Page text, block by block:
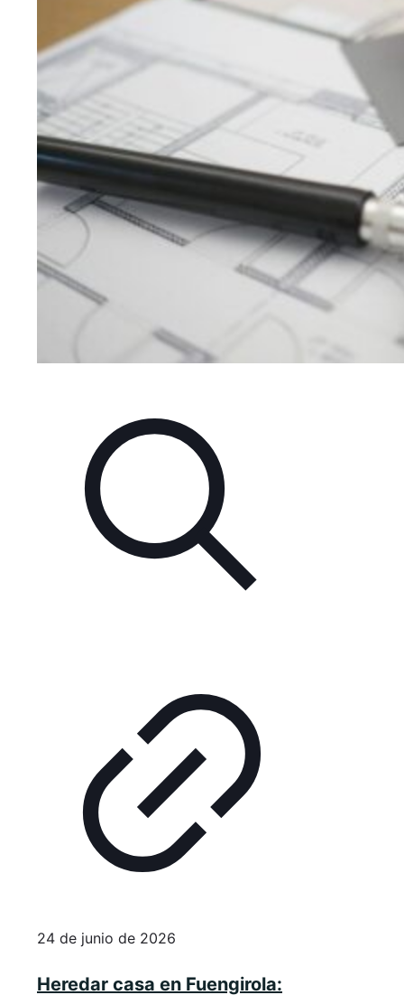
24 de junio de 2026
Heredar casa en Fuengirola: